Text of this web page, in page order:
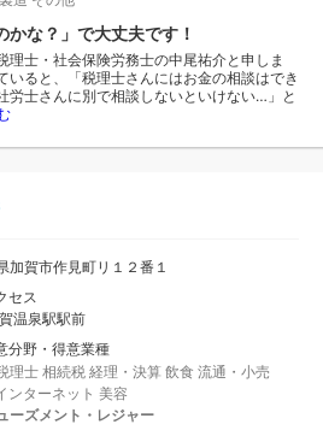
かな？」で大丈夫です！
理士・社会保険労務士の中尾祐介と申しま
いると、「税理士さんにはお金の相談はでき
労士さんに別で相談しないといけない…」と
加賀市作見町リ１２番１
セス
温泉駅駅前
分野・得意業種
理士相続税 経理・決算 飲食 流通・小売
ンターネット 美容
ーズメント・レジャー